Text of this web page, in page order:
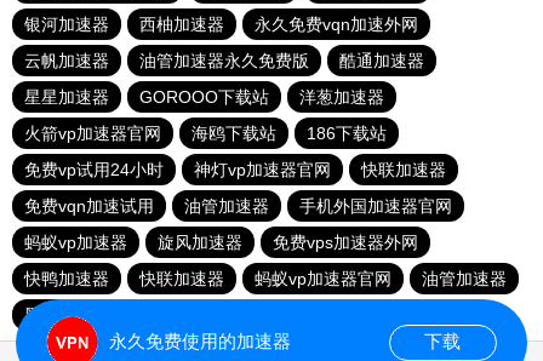
银河加速器
西柚加速器
永久免费vqn加速外网
云帆加速器
油管加速器永久免费版
酷通加速器
星星加速器
GOROOO下载站
洋葱加速器
火箭vp加速器官网
海鸥下载站
186下载站
免费vp试用24小时
神灯vp加速器官网
快联加速器
免费vqn加速试用
油管加速器
手机外国加速器官网
蚂蚁vp加速器
旋风加速器
免费vps加速器外网
快鸭加速器
快联加速器 蚂蚁vp加速器官网
油管加速器
黑洞vp永久加速器
永久免费使用的加速器 下载